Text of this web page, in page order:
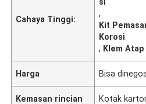
Cahaya Tinggi:
,
Kit
Korosi
, Klem
Harga Bisa
Kemasan rincian Kotak